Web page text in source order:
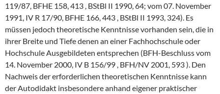
119/87, BFHE 158, 413 , BStBl II 1990, 64; vom 07. November
1991, IV R 17/90, BFHE 166, 443 , BStBl II 1993, 324). Es
müssen jedoch theoretische Kenntnisse vorhanden sein, die in
ihrer Breite und Tiefe denen an einer Fachhochschule oder
Hochschule Ausgebildeten entsprechen (BFH-Beschluss vom
14. November 2000, IV B 156/99 , BFH/NV 2001, 593 ). Den
Nachweis der erforderlichen theoretischen Kenntnisse kann
der Autodidakt insbesondere anhand eigener praktischer